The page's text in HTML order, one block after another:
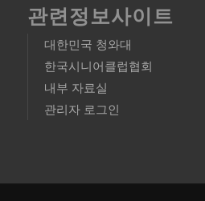
관련정보사이트
대한민국 청와대
한국시니어클럽협회
내부 자료실
관리자 로그인